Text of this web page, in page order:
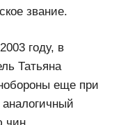
звание.
году, в
Татьяна
еще при